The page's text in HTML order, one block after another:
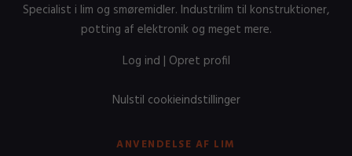
Specialist i lim og smøremidler. Industrilim til konstruktioner,
potting af elektronik og meget mere.
Log ind | Opret profil
Nulstil cookieindstillinger
ANVENDELSE AF LIM